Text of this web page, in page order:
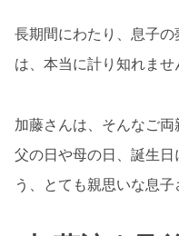
長期間にわたり、息子
は、本当に計り知れませ
加藤さんは、そんなご
父の日や母の日、誕生日
う、とても親思いな息子